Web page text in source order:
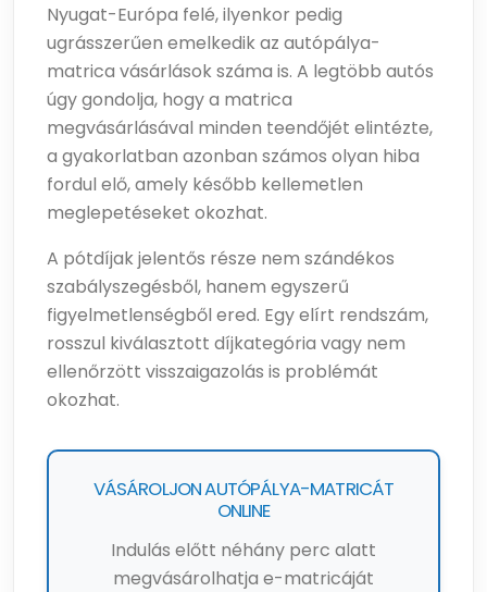
Nyugat-Európa felé, ilyenkor pedig
ugrásszerűen emelkedik az autópálya-
matrica vásárlások száma is. A legtöbb autós
úgy gondolja, hogy a matrica
megvásárlásával minden teendőjét elintézte,
a gyakorlatban azonban számos olyan hiba
fordul elő, amely később kellemetlen
meglepetéseket okozhat.
A pótdíjak jelentős része nem szándékos
szabályszegésből, hanem egyszerű
figyelmetlenségből ered. Egy elírt rendszám,
rosszul kiválasztott díjkategória vagy nem
ellenőrzött visszaigazolás is problémát
okozhat.
VÁSÁROLJON AUTÓPÁLYA-MATRICÁT
ONLINE
Indulás előtt néhány perc alatt
megvásárolhatja e-matricáját